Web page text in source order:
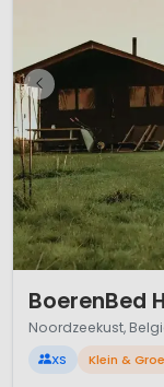
BoerenBed
Noordzeekust,
XS Klein &